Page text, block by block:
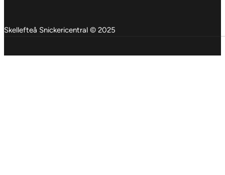
Skellefteå Snickericentral © 2025